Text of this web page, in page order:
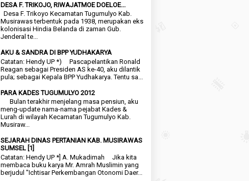
DESA F. TRIKOJO, RIWAJATMOE DOELOE...
Desa F. Trikoyo Kecamatan Tugumulyo Kab.
Musirawas terbentuk pada 1938, merupakan eks
kolonisasi Hindia Belanda di zaman Gub.
Jenderal te...
AKU & SANDRA DI BPP YUDHAKARYA
Catatan: Hendy UP *) Pascapelantikan Ronald
Reagan sebagai Presiden AS ke-40, aku dilantik
pula; sebagai Kepala BPP Yudhakarya. Tentu sa...
PARA KADES TUGUMULYO 2012
Bulan terakhir menjelang masa pensiun, aku
meng-update nama-nama pejabat Kades &
Lurah di wilayah Kecamatan Tugumulyo Kab.
Musiraw...
SEJARAH DINAS PERTANIAN KAB. MUSIRAWAS
SUMSEL [1]
Catatan: Hendy UP *] A. Mukadimah Jika kita
membaca buku karya Mr. Amrah Muslimin yang
berjudul "Ichtisar Perkembangan Otonomi Daer...